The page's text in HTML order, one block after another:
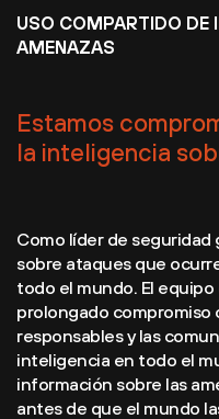
USO COMPARTIDO DE
AMENAZAS
Estamos
la inteligencia
Como líder de
sobre ataques que
todo el mundo. El equipo
prolongado compromiso
responsables y las
inteligencia en todo el
información sobre las
antes de que el mundo